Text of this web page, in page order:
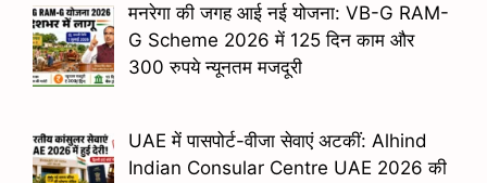
मनरेगा की जगह आई नई योजना: VB-G RAM-
G Scheme 2026 में 125 दिन काम और
300 रुपये न्यूनतम मजदूरी
UAE में पासपोर्ट-वीजा सेवाएं अटकीं: Alhind
Indian Consular Centre UAE 2026 की